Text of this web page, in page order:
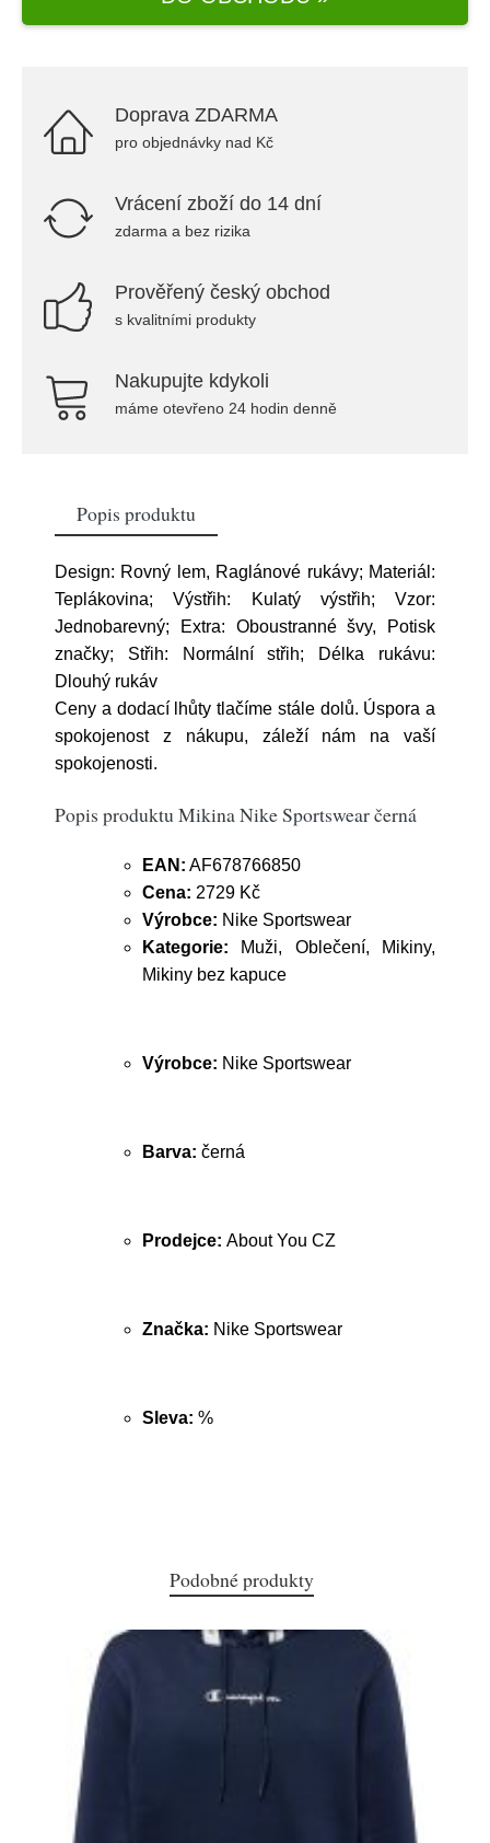
Doprava ZDARMA
pro objednávky nad Kč
Vrácení zboží do 14 dní
zdarma a bez rizika
Prověřený český obchod
s kvalitními produkty
Nakupujte kdykoli
máme otevřeno 24 hodin denně
Popis produktu
Design: Rovný lem, Raglánové rukávy; Materiál:
Teplákovina; Výstřih: Kulatý výstřih; Vzor:
Jednobarevný; Extra: Oboustranné švy, Potisk
značky; Střih: Normální střih; Délka rukávu:
Dlouhý rukáv
Ceny a dodací lhůty tlačíme stále dolů. Úspora a
spokojenost z nákupu, záleží nám na vaší
spokojenosti.
Popis produktu Mikina Nike Sportswear černá
EAN: AF678766850
Cena: 2729 Kč
Výrobce: Nike Sportswear
Kategorie: Muži, Oblečení, Mikiny,
Mikiny bez kapuce
Výrobce: Nike Sportswear
Barva: černá
Prodejce: About You CZ
Značka: Nike Sportswear
Sleva: %
Podobné produkty